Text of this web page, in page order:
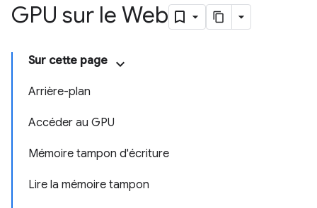
GPU sur le Web
Sur cette page
Arrière-plan
Accéder au GPU
Mémoire tampon d'écriture
Lire la mémoire tampon